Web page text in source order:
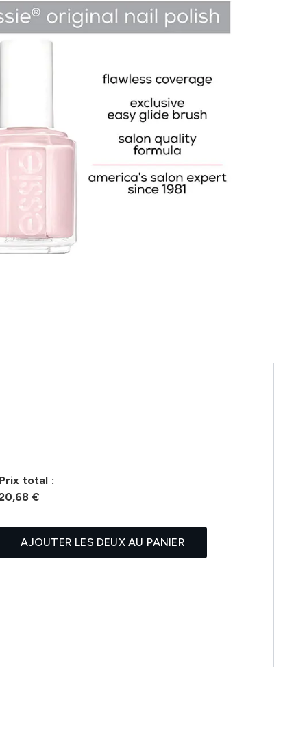
Prix ​​total :
€
AJOUTER LES DEUX AU PANIER